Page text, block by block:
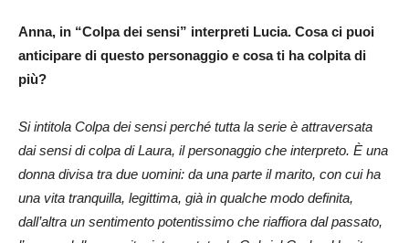
Anna, in “Colpa dei sensi” interpreti Lucia. Cosa ci puoi
anticipare di questo personaggio e cosa ti ha colpita di
più?
Si intitola Colpa dei sensi perché tutta la serie è attraversata
dai sensi di colpa di Laura, il personaggio che interpreto. È una
donna divisa tra due uomini: da una parte il marito, con cui ha
una vita tranquilla, legittima, già in qualche modo definita,
dall’altra un sentimento potentissimo che riaffiora dal passato,